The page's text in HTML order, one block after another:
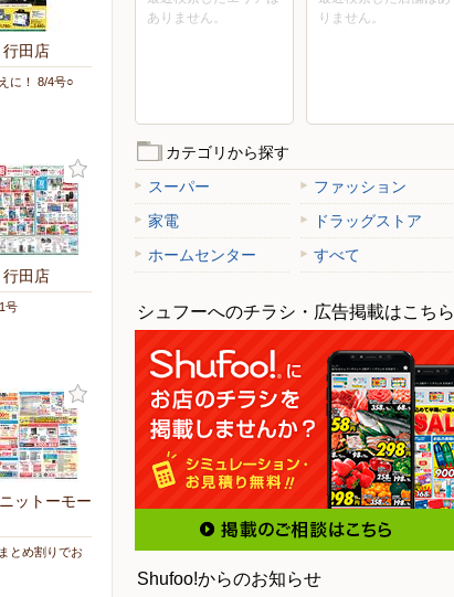
行田店
に！ 8/4号○
行田店
号
ットーモー
とめ割りでお
ありません。
りません。
カテゴリから探す
スーパー
ファッション
家電
ドラッグストア
ホームセンター
すべて
シュフーへのチラシ・広告掲載はこちら
Shufoo!からのお知らせ